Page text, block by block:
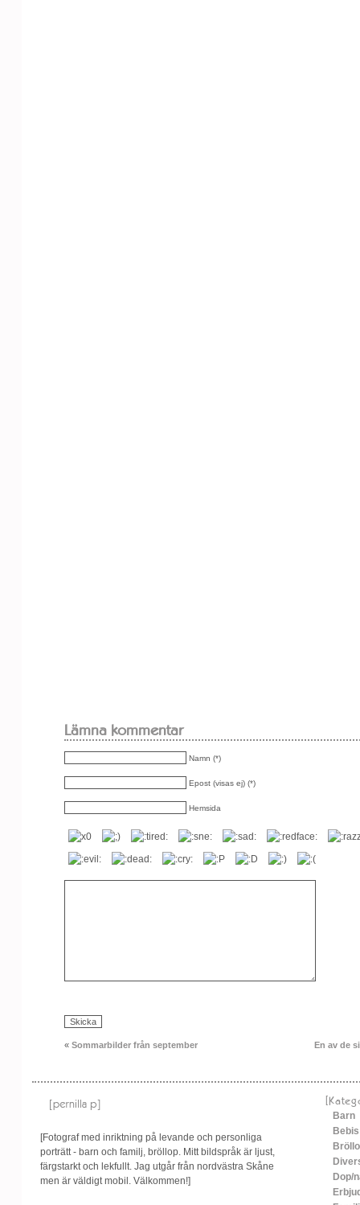
Lämna kommentar
Namn (*)
Epost (visas ej) (*)
Hemsida
« Sommarbilder från september En av de
[Fotograf med inriktning på levande och personliga
porträtt - barn och familj, bröllop. Mitt bildspråk är ljust,
färgstarkt och lekfullt. Jag utgår från nordvästra Skåne
men är väldigt mobil. Välkommen!]
Barn
Bebis
Dop/